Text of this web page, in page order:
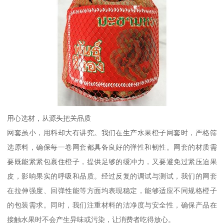
用心选材，从源头把关品质
网套虽小，用料却大有讲究。我们在生产水果橙子网套时，严格筛
选原料，确保每一卷网套都具备良好的弹性和韧性。网套的材质需
要既能紧紧包裹住橙子，提供足够的缓冲力，又要避免过紧压迫果
皮，影响果实的呼吸和品质。经过反复的调试与测试，我们的网套
在拉伸强度、回弹性能等方面均表现稳定，能够适应不同规格橙子
的包装需求。同时，我们注重材料的洁净度与安全性，确保产品在
接触水果时不会产生异味或污染，让消费者吃得放心。